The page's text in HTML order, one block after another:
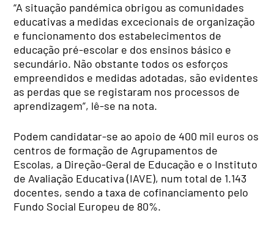
“A situação pandémica obrigou as comunidades
educativas a medidas excecionais de organização
e funcionamento dos estabelecimentos de
educação pré-escolar e dos ensinos básico e
secundário. Não obstante todos os esforços
empreendidos e medidas adotadas, são evidentes
as perdas que se registaram nos processos de
aprendizagem”, lê-se na nota.
Podem candidatar-se ao apoio de 400 mil euros os
centros de formação de Agrupamentos de
Escolas, a Direção-Geral de Educação e o Instituto
de Avaliação Educativa (IAVE), num total de 1.143
docentes, sendo a taxa de cofinanciamento pelo
Fundo Social Europeu de 80%.